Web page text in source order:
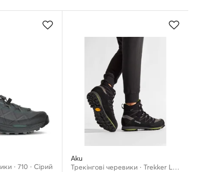
· 710 · Сірий
Aku
Трекінгові черевики · Trekker Lite III Gtx GORE-TEX 977 · Чорний